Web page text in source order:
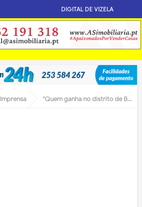
DIGITAL DE VIZELA
Imprensa "Quem ganha no distrito de Braga forma Governo em Portugal"